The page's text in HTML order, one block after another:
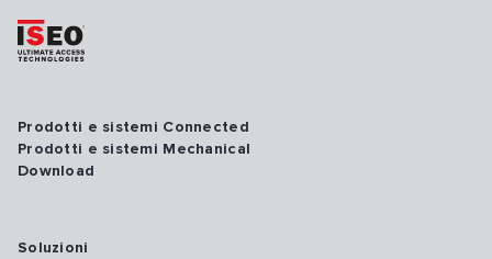
Prodotti e sistemi Connected
Prodotti e sistemi Mechanical
Download
Soluzioni